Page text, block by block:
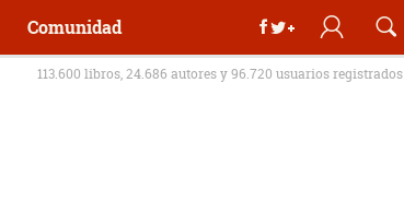
Comunidad
113.600 libros, 24.686 autores y 96.720 usuarios registrados